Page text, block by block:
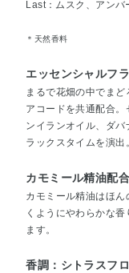
Last：ムスク、アンバ
＊天然香料
エッセンシャルフ
まるで花畑の中でま
アコードを共通配合
ンイランオイル、ダバ
ラックスタイムを演出。
カモミール精油配合
カモミール精油はほ
くようにやわらかな
ます。
香調：シトラスフ